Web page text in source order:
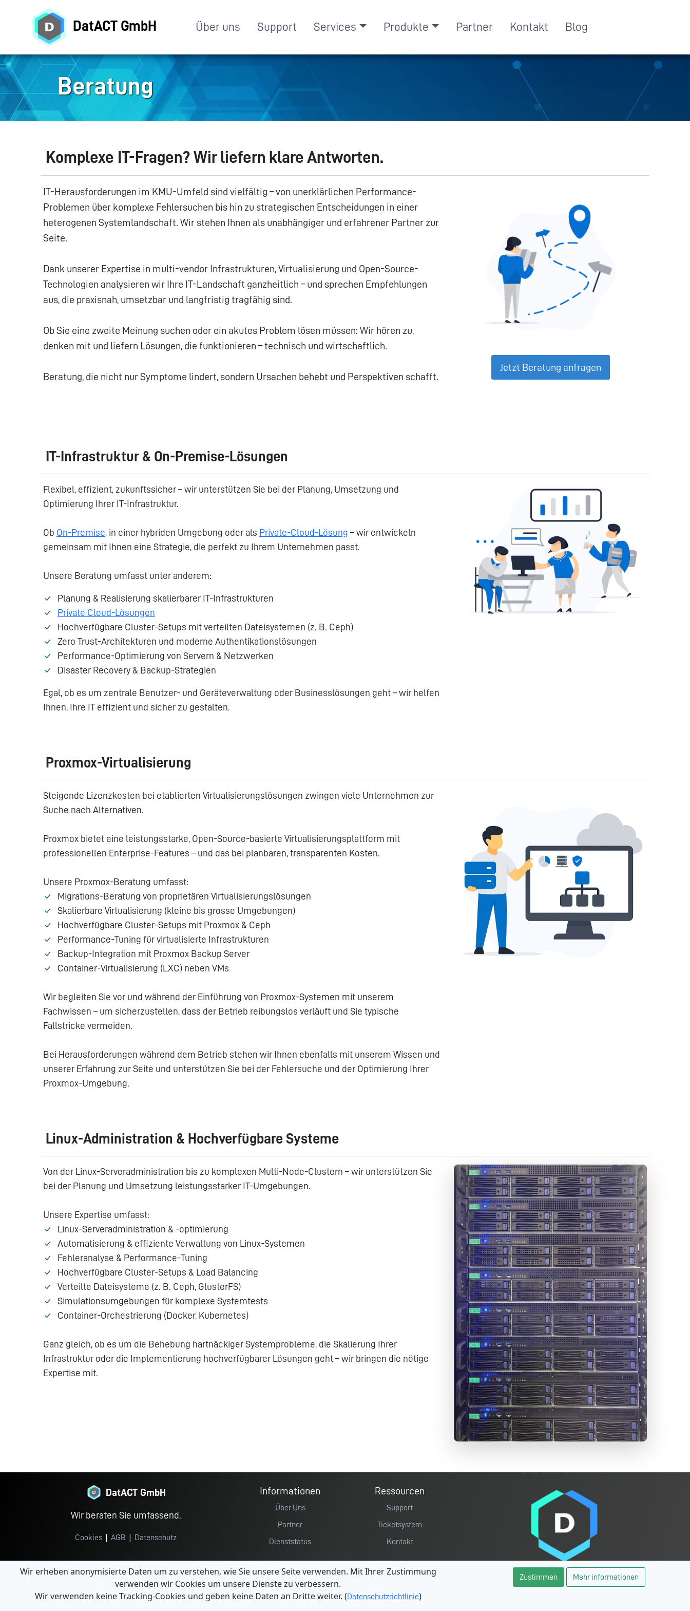
DatACT GmbH Über uns Support Services Produkte Partner Kontakt Blog
Beratung
Komplexe IT-Fragen? Wir liefern klare Antworten.
IT-Herausforderungen im KMU-Umfeld sind vielfältig – von unerklärlichen Performance-
Problemen über komplexe Fehlersuchen bis hin zu strategischen Entscheidungen in einer
heterogenen Systemlandschaft. Wir stehen Ihnen als unabhängiger und erfahrener Partner zur
Seite.
Dank unserer Expertise in multi-vendor Infrastrukturen, Virtualisierung und Open-Source-
Technologien analysieren wir Ihre IT-Landschaft ganzheitlich – und sprechen Empfehlungen
aus, die praxisnah, umsetzbar und langfristig tragfähig sind.
Ob Sie eine zweite Meinung suchen oder ein akutes Problem lösen müssen: Wir hören zu,
denken mit und liefern Lösungen, die funktionieren – technisch und wirtschaftlich.
Beratung, die nicht nur Symptome lindert, sondern Ursachen behebt und Perspektiven schafft.
Jetzt Beratung anfragen
IT-Infrastruktur & On-Premise-Lösungen
Flexibel, effizient, zukunftssicher – wir unterstützen Sie bei der Planung, Umsetzung und
Optimierung Ihrer IT-Infrastruktur.
Ob On-Premise , in einer hybriden Umgebung oder als Private-Cloud-Lösung – wir entwickeln
gemeinsam mit Ihnen eine Strategie, die perfekt zu Ihrem Unternehmen passt.
Unsere Beratung umfasst unter anderem:
Planung & Realisierung skalierbarer IT-Infrastrukturen
Private Cloud-Lösungen
Hochverfügbare Cluster-Setups mit verteilten Dateisystemen (z. B. Ceph)
Zero Trust-Architekturen und moderne Authentikationslösungen
Performance-Optimierung von Servern & Netzwerken
Disaster Recovery & Backup-Strategien
Egal, ob es um zentrale Benutzer- und Geräteverwaltung oder Businesslösungen geht – wir helfen
Ihnen, Ihre IT effizient und sicher zu gestalten.
Proxmox-Virtualisierung
Steigende Lizenzkosten bei etablierten Virtualisierungslösungen zwingen viele Unternehmen zur
Suche nach Alternativen.
Proxmox bietet eine leistungsstarke, Open-Source-basierte Virtualisierungsplattform mit
professionellen Enterprise-Features – und das bei planbaren, transparenten Kosten.
Unsere Proxmox-Beratung umfasst:
Migrations-Beratung von proprietären Virtualisierungslösungen
Skalierbare Virtualisierung (kleine bis grosse Umgebungen)
Hochverfügbare Cluster-Setups mit Proxmox & Ceph
Performance-Tuning für virtualisierte Infrastrukturen
Backup-Integration mit Proxmox Backup Server
Container-Virtualisierung (LXC) neben VMs
Wir begleiten Sie vor und während der Einführung von Proxmox-Systemen mit unserem
Fachwissen – um sicherzustellen, dass der Betrieb reibungslos verläuft und Sie typische
Fallstricke vermeiden.
Bei Herausforderungen während dem Betrieb stehen wir Ihnen ebenfalls mit unserem Wissen und
unserer Erfahrung zur Seite und unterstützen Sie bei der Fehlersuche und der Optimierung Ihrer
Proxmox-Umgebung.
Linux-Administration & Hochverfügbare Systeme
Von der Linux-Serveradministration bis zu komplexen Multi-Node-Clustern – wir unterstützen Sie
bei der Planung und Umsetzung leistungsstarker IT-Umgebungen.
Unsere Expertise umfasst:
Linux-Serveradministration & -optimierung
Automatisierung & effiziente Verwaltung von Linux-Systemen
Fehleranalyse & Performance-Tuning
Hochverfügbare Cluster-Setups & Load Balancing
Verteilte Dateisysteme (z. B. Ceph, GlusterFS)
Simulationsumgebungen für komplexe Systemtests
Container-Orchestrierung (Docker, Kubernetes)
Ganz gleich, ob es um die Behebung hartnäckiger Systemprobleme, die Skalierung Ihrer
Infrastruktur oder die Implementierung hochverfügbarer Lösungen geht – wir bringen die nötige
Expertise mit.
DatACT GmbH
Wir beraten Sie umfassend.
Cookies |AGB | Datenschutz
Informationen
Über Uns
Partner
Dienststatus
Ressourcen
Support
Ticketsystem
Kontakt
Wir erheben anonymisierte Daten um zu verstehen, wie Sie unsere Seite verwenden. Mit Ihrer Zustimmung
verwenden wir Cookies um unsere Dienste zu verbessern.
Wir verwenden keine Tracking-Cookies und geben keine Daten an Dritte weiter. (Datenschutzrichtlinie)
Zustimmen Mehr informationen